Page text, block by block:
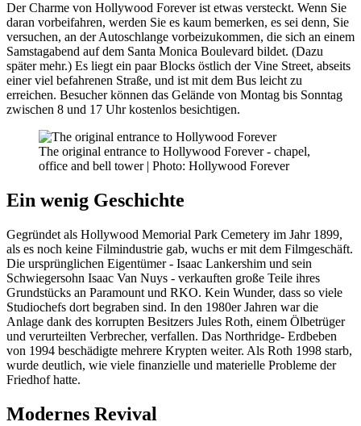
Der Charme von Hollywood Forever ist etwas versteckt. Wenn Sie
daran vorbeifahren, werden Sie es kaum bemerken, es sei denn, Sie
versuchen, an der Autoschlange vorbeizukommen, die sich an einem
Samstagabend auf dem Santa Monica Boulevard bildet. (Dazu
später mehr.) Es liegt ein paar Blocks östlich der Vine Street, abseits
einer viel befahrenen Straße, und ist mit dem Bus leicht zu
erreichen. Besucher können das Gelände von Montag bis Sonntag
zwischen 8 und 17 Uhr kostenlos besichtigen.
The original entrance to Hollywood Forever - chapel,
office and bell tower | Photo: Hollywood Forever
Ein wenig Geschichte
Gegründet als Hollywood Memorial Park Cemetery im Jahr 1899,
als es noch keine Filmindustrie gab, wuchs er mit dem Filmgeschäft.
Die ursprünglichen Eigentümer - Isaac Lankershim und sein
Schwiegersohn Isaac Van Nuys - verkauften große Teile ihres
Grundstücks an Paramount und RKO. Kein Wunder, dass so viele
Studiochefs dort begraben sind. In den 1980er Jahren war die
Anlage dank des korrupten Besitzers Jules Roth, einem Ölbetrüger
und verurteilten Verbrecher, verfallen. Das Northridge- Erdbeben
von 1994 beschädigte mehrere Krypten weiter. Als Roth 1998 starb,
wurde deutlich, wie viele finanzielle und materielle Probleme der
Friedhof hatte.
Modernes Revival